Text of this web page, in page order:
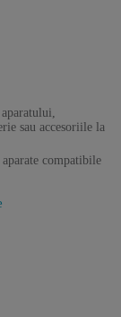
sau accesoriile la
compatibile